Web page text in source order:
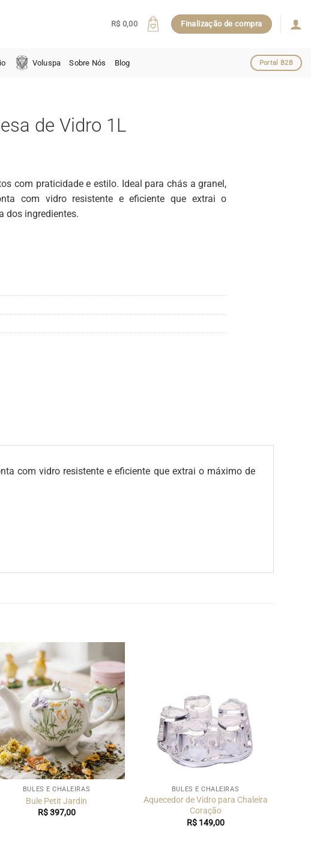
R$ 0,00 Finalização de compra
Voluspa Sobre Nós Blog Portal B2B
de Vidro 1L
com praticidade e estilo. Ideal para chás a granel,
com vidro resistente e eficiente que extrai o
dos ingredientes.
com vidro resistente e eficiente que extrai o máximo de
BULES E CHALEIRAS
Bule Petit Jardin
R$397,00
BULES E CHALEIRAS
Aquecedor de Vidro para Chaleira
Coração
R$149,00